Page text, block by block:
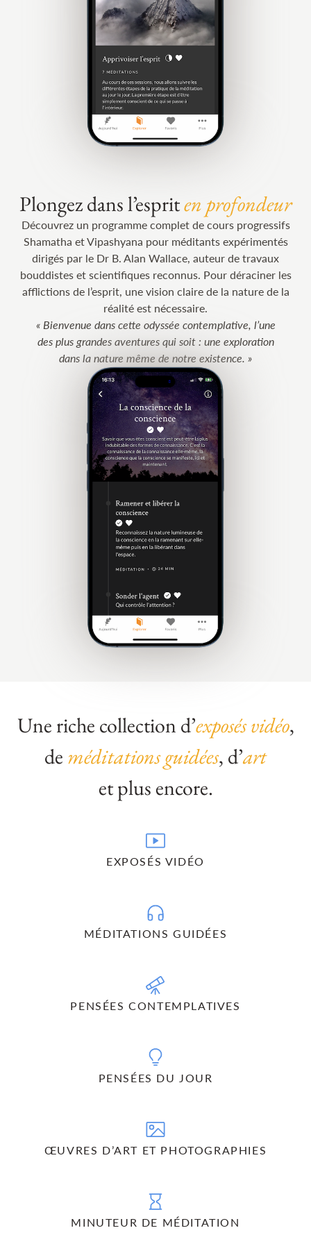
Plongez dans l’espriten profondeur
Découvrez un programme complet de cours progressifs
Shamatha et Vipashyana pour méditants expérimentés
dirigés par le Dr B. Alan Wallace, auteur de travaux
bouddistes et scientifiques reconnus. Pour déraciner les
afflictions de l’esprit, une vision claire de la nature de la
réalité est nécessaire.
Bienvenue dans cette odyssée contemplative, l’une
des plus grandes aventures qui soit : une exploration
dans la nature même de notre existence.
Une riche collection d’exposés vidéo,
de méditations guidées, d’art
et plus encore.
EXPOSÉS VIDÉO
potentiel de la méditation et différentes méthodes et
techniques.
MÉDITATIONS GUIDÉES
et Vipashyana adaptées aux débutants et plus avancées.
PENSÉES CONTEMPLATIVES
audio précises et concises sur le caractère précieux de la
vie humaine.
PENSÉES DU JOUR
spirituel. Laissez-vous inspirer par des paroles de sagesse.
ŒUVRES D’ART ET PHOTOGRAPHIES
Matthieu Ricard et des œuvres de l’artiste-peintre Yahne Le
Toumelin.
MINUTEUR DE MÉDITATION